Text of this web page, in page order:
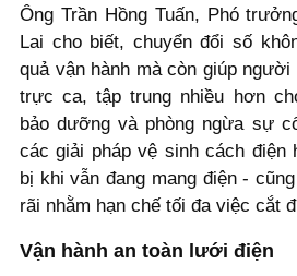
Ông Trần Hồng Tuấn, Phó
Lai cho biết, chuyển đổi số
quả vận hành mà còn giúp
trực ca, tập trung nhiều hơn
bảo dưỡng và phòng ngừa sự
các giải pháp vệ sinh cách điện
bị khi vẫn đang mang điện -
rãi nhằm hạn chế tối đa việc cắt
Vận hành an toàn lưới điện